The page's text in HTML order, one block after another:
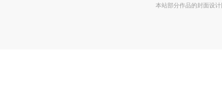
本站部分作品的封面设